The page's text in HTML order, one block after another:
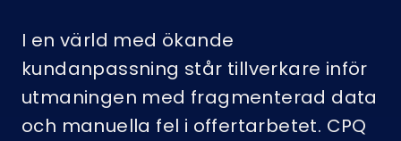
I en värld med ökande
kundanpassning står tillverkare inför
utmaningen med fragmenterad data
och manuella fel i offertarbetet. CPQ